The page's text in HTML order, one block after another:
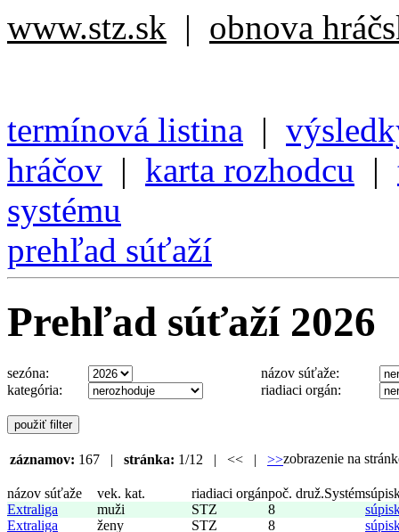
www.stz.sk | obnova
termínová listina |
hráčov | karta rozhodcu |
systému
prehľad súťaží
Prehľad súťaží 2026
sezóna:
názov súťaže:
kategória:
riadiaci orgán:
záznamov: 167 | stránka: 1/12 | << | >>zobrazenie na
názov súťaže vek. kat. riadiaci orgánpoč. druž.Systém
Extraliga
muži STZ 8
Extraliga
ženy STZ 8